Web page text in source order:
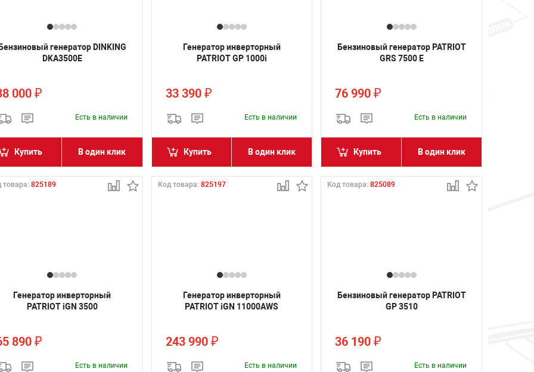
генератор DINKING
DKA3500E
000 ₽
Есть в наличии
Купить В один клик
Генератор инверторный
PATRIOT GP 1000i
33 390 ₽
Есть в наличии
Купить В один клик
Бензиновый генератор PATRIOT
GRS 7500 E
76 990₽
Есть в наличии
Купить В один клик
товара: 825189
Генератор инверторный
PATRIOT iGN 3500
890 ₽
Есть в наличии
Код товара: 825197
Генератор инверторный
PATRIOT iGN 11000AWS
243 990 ₽
Есть в наличии
Код товара:825089
Бензиновый генератор PATRIOT
GP 3510
36 190₽
Есть в наличии